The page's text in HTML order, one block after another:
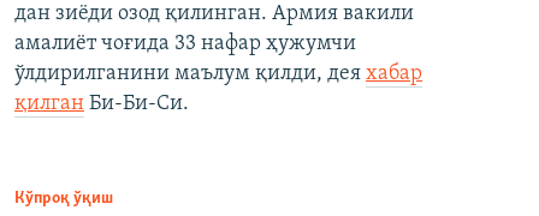
дан зиёди озод қилинган. Армия вакили
амалиёт чоғида 33 нафар ҳужумчи
ўлдирилганини маълум қилди, дея хабар
қилган Би-Би-Си.
Кўпроқ ўқиш